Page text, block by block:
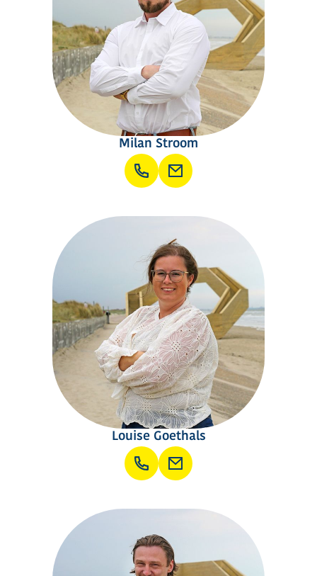
Milan Stroom
Louise Goethals